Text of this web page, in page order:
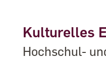
Kulturelles
Hochschul-